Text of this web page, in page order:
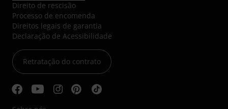
Direito de rescisão
Processo de encomenda
Direitos legais de garantia
Declaração de Acessibilidade
Retratação do contrato